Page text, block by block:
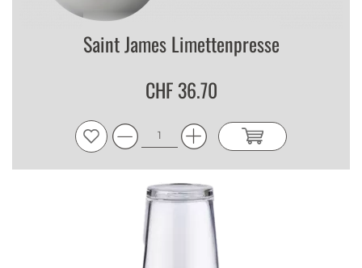
Saint James Limettenpresse
CHF 36.70